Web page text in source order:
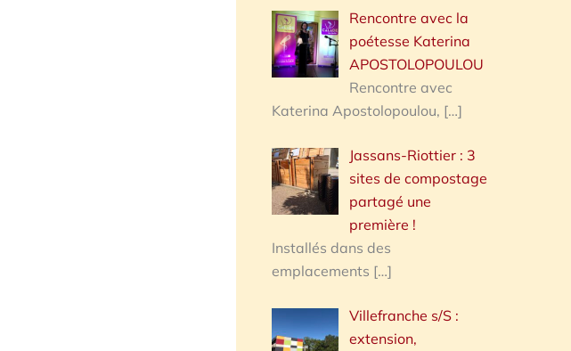
Rencontre avec la
poétesse Katerina
APOSTOLOPOULOU
Rencontre avec
Katerina Apostolopoulou, […]
Jassans-Riottier : 3
sites de compostage
partagé une
première !
Installés dans des
emplacements […]
Villefranche s/S :
extension,